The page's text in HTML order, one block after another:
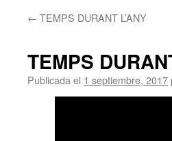
← TEMPS DURANT L’ANY
TEMPS
Publicada el 1 septiembre, 2017